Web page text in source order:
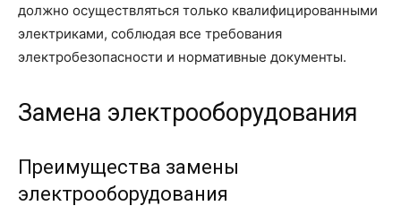
должно осуществляться только квалифицированными
электриками, соблюдая все требования
электробезопасности и нормативные документы.
Замена электрооборудования
Преимущества замены
электрооборудования